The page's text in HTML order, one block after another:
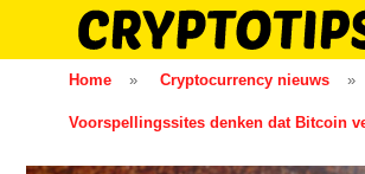
Home » Cryptocurrency nieuws »
Voorspellingssites denken dat Bitcoin